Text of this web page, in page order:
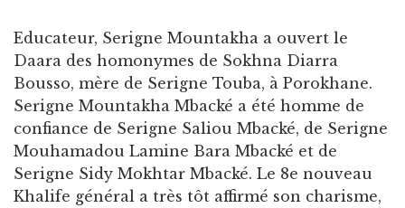
Educateur, Serigne Mountakha a ouvert le
Daara des homonymes de Sokhna Diarra
Bousso, mère de Serigne Touba, à Porokhane.
Serigne Mountakha Mbacké a été homme de
confiance de Serigne Saliou Mbacké, de Serigne
Mouhamadou Lamine Bara Mbacké et de
Serigne Sidy Mokhtar Mbacké. Le 8e nouveau
Khalife général a très tôt affirmé son charisme,